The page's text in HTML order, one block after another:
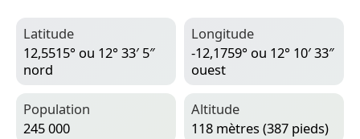
Latitude
12,5515° ou 12° 33′ 5″
nord
Longitude
-12,1759° ou 12° 10′ 33″
ouest
Population
245 000
Altitude
118 mètres (387 pieds)